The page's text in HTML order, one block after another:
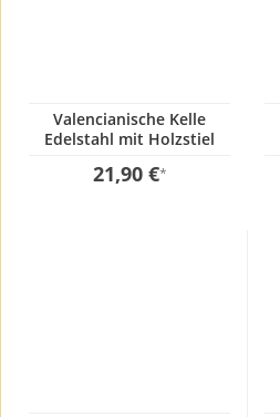
Valencianische Kelle
Edelstahl mit Holzstiel
21,90 €*